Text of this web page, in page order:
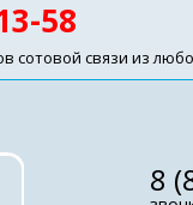
58
связи из
8